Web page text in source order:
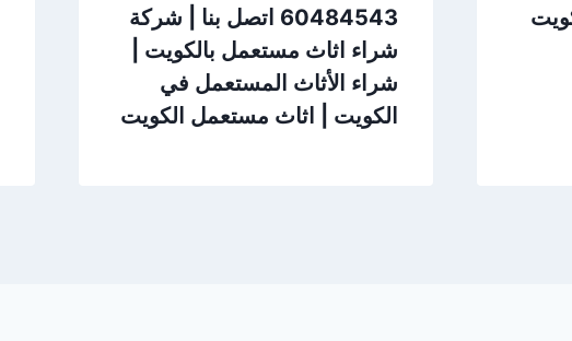
60484543 اتصل بنا | شركة
شراء اثاث مستعمل بالكويت |
شراء الأثاث المستعمل في
الكويت | اثاث مستعمل الكويت